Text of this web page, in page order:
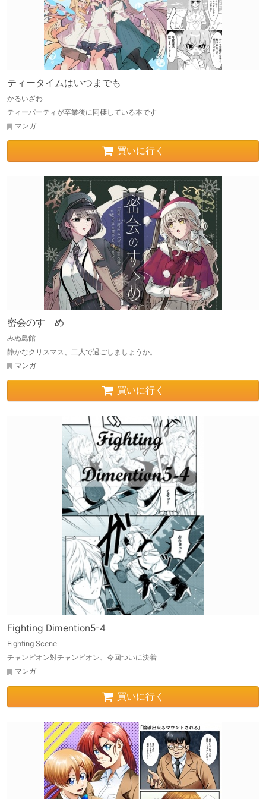
ティータイムはいつまでも
かるいざわ
ティーパーティが卒業後に同棲している本です
マンガ
買いに行く
密会のすゝめ
みぬ鳥館
静かなクリスマス、二人で過ごしましょうか。
マンガ
買いに行く
Fighting Dimention5-4
Fighting Scene
チャンピオン対チャンピオン、今回ついに決着
マンガ
買いに行く